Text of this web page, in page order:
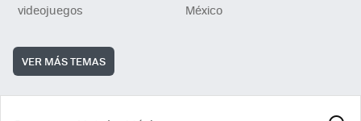
videojuegos
México
VER MÁS TEMAS